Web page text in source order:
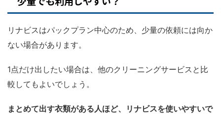
リナビスはパックプラン中心のため、少量の依頼には向か
ない場合があります。
1点だけ出したい場合は、他のクリーニングサービスと比
較してもよいでしょう。
まとめて出す衣類がある人ほど、リナビスを使いやすいで